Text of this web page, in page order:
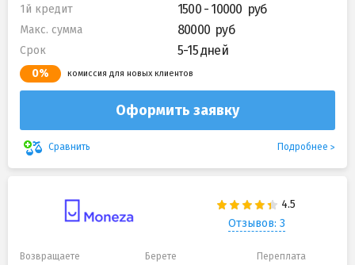
1й кредит 1500 - 10000
Макс. сумма 80000
Срок 5-15 дней
0% комиссия для новых клиентов
Оформить заявку
Сравнить Подробнее
Отзывов: 3
Возвращаете Берете Переплата